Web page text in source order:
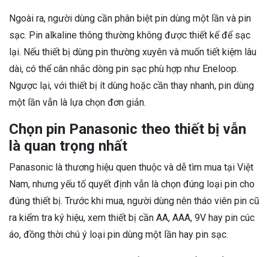
Ngoài ra, người dùng cần phân biệt pin dùng một lần và pin
sạc. Pin alkaline thông thường không được thiết kế để sạc
lại. Nếu thiết bị dùng pin thường xuyên và muốn tiết kiệm lâu
dài, có thể cân nhắc dòng pin sạc phù hợp như Eneloop.
Ngược lại, với thiết bị ít dùng hoặc cần thay nhanh, pin dùng
một lần vẫn là lựa chọn đơn giản.
Chọn pin Panasonic theo thiết bị vẫn
là quan trọng nhất
Panasonic là thương hiệu quen thuộc và dễ tìm mua tại Việt
Nam, nhưng yếu tố quyết định vẫn là chọn đúng loại pin cho
đúng thiết bị. Trước khi mua, người dùng nên tháo viên pin cũ
ra kiểm tra ký hiệu, xem thiết bị cần AA, AAA, 9V hay pin cúc
áo, đồng thời chú ý loại pin dùng một lần hay pin sạc.